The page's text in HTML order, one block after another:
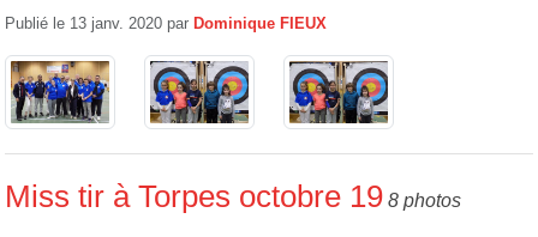
Publié le 13 janv. 2020 par Dominique FIEUX
Miss tir à Torpes octobre 19 8 photos